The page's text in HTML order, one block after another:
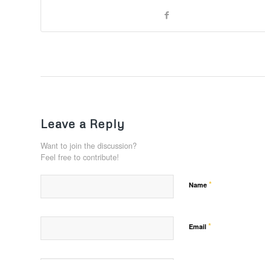
Leave a Reply
Want to join the discussion?
Feel free to contribute!
Name *
Email *